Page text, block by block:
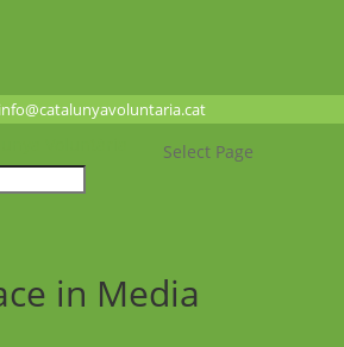
info@catalunyavoluntaria.cat
Select Page
in Media